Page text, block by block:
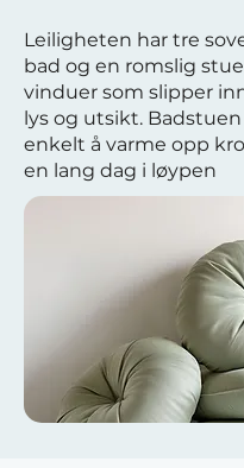
Leiligheten har tre
bad og en romslig
vinduer som slipper
lys og utsikt.
enkelt å varme opp
en lang dag i løypen